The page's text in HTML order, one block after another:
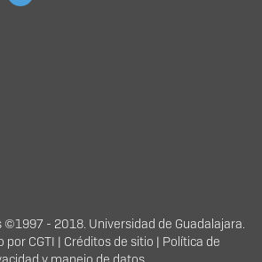
- 2018. Universidad de Guadalajara.
por CGTI | Créditos de sitio | Política de